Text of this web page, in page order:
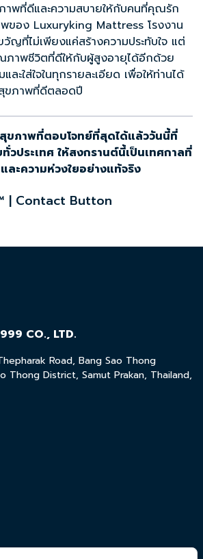
พที่ดีและความสบายให้กับคนที่คุณรัก
ของ Luxuryking Mattress โรงงาน
วัญที่ไม่เพียงแค่สร้างความประทับใจ แต่
ภาพชีวิตที่ดีให้กับผู้สูงอายุได้อีกด้วย
ละใส่ใจในทุกรายละเอียด เพื่อให้ท่านได้
ขภาพที่ดีตลอดปี
ขภาพที่ตอบโจทย์ที่สุดได้แล้ววันนี้ที่
วประเทศ ให้สงกรานต์นี้เป็นเทศกาลที่
ละความห่วงใยอย่างแท้จริง
| Contact Button
CO., LTD.
Road, Bang Sao Thong
Thong District, Samut Prakan, Thailand,